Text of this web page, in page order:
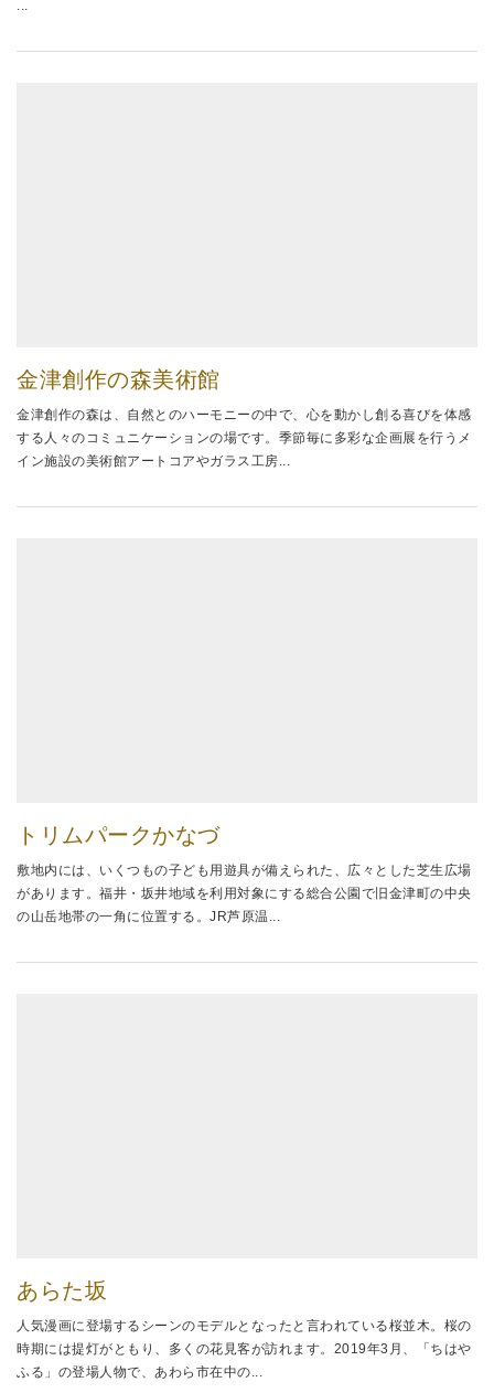
...
金津創作の森美術館
金津創作の森は、自然とのハーモニーの中で、心を動かし創る喜びを体感
する人々のコミュニケーションの場です。季節毎に多彩な企画展を行うメ
イン施設の美術館アートコアやガラス工房...
トリムパークかなづ
敷地内には、いくつもの子ども用遊具が備えられた、広々とした芝生広場
があります。福井・坂井地域を利用対象にする総合公園で旧金津町の中央
の山岳地帯の一角に位置する。JR芦原温...
あらた坂
人気漫画に登場するシーンのモデルとなったと言われている桜並木。桜の
時期には提灯がともり、多くの花見客が訪れます。2019年3月、「ちはや
ふる」の登場人物で、あわら市在中の...